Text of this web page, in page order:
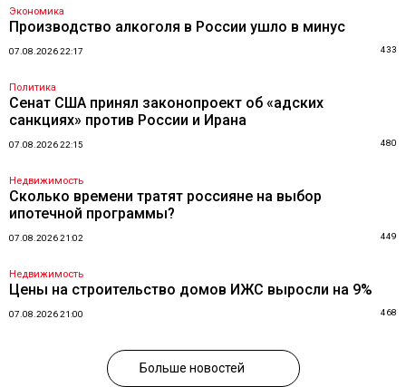
Экономика
Производство алкоголя в России ушло в минус
07.08.2026 22:17 433
Политика
Сенат США принял законопроект об «адских
санкциях» против России и Ирана
07.08.2026 22:15 480
Недвижимость
Сколько времени тратят россияне на выбор
ипотечной программы?
07.08.2026 21:02 449
Недвижимость
Цены на строительство домов ИЖС выросли на 9%
07.08.2026 21:00 468
Больше новостей